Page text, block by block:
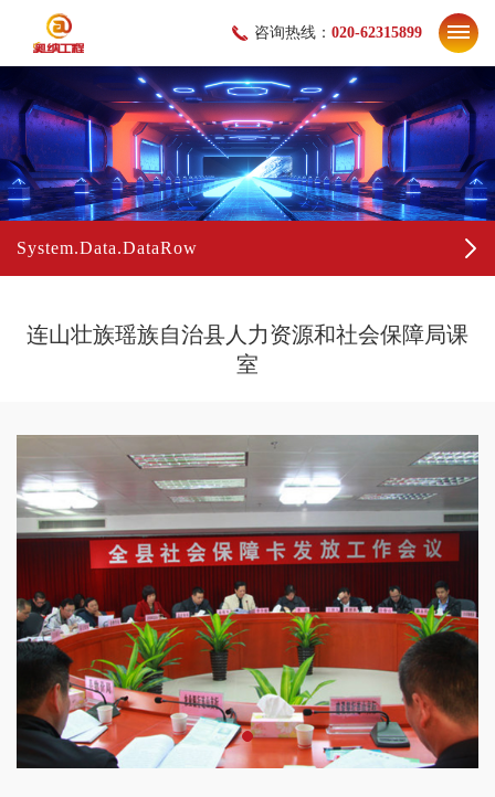
咨询热线： 020-62315899
System.Data.DataRow
连山壮族瑶族自治县人力资源和社会保障局课
室